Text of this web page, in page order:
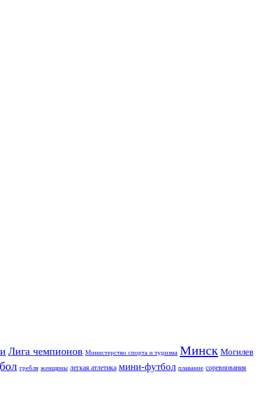
Лига чемпионов Министерство спорта и туризма Минск Могилев
гребля женщины легкая атлетика мини-футбол плавание соревнования